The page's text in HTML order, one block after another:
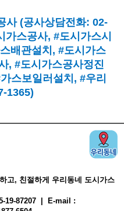
사 (공사상담전화: 02-
가스공사, #도시가스시
배관설치 , #도시가스
, #도시가스공사정진
스보일러설치 , #우리
1365)
고, 친절하게 우리동네 도시가스
19-87207 | E-mail :